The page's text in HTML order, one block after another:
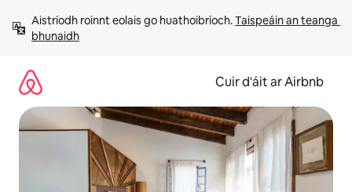
chuig
ábhar
Aistríodh roinnt eolais go huathoibríoch. Taispeáin an teanga
bhunaidh
Cuir d'áit ar Airbnb